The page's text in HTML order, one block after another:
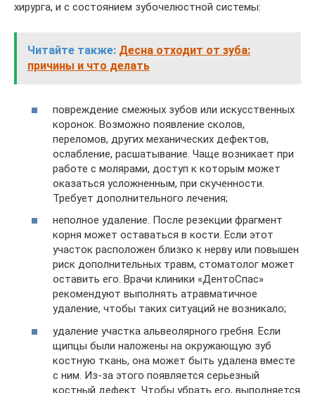
хирурга, и с состоянием зубочелюстной системы:
Читайте также: Десна отходит от зуба:
причины и что делать
повреждение смежных зубов или искусственных
коронок. Возможно появление сколов,
переломов, других механических дефектов,
ослабление, расшатывание. Чаще возникает при
работе с молярами, доступ к которым может
оказаться усложненным, при скученности.
Требует дополнительного лечения;
неполное удаление. После резекции фрагмент
корня может оставаться в кости. Если этот
участок расположен близко к нерву или повышен
риск дополнительных травм, стоматолог может
оставить его. Врачи клиники «ДентоСпас»
рекомендуют выполнять атравматичное
удаление, чтобы таких ситуаций не возникало;
удаление участка альвеолярного гребня. Если
щипцы были наложены на окружающую зуб
костную ткань, она может быть удалена вместе
с ним. Из-за этого появляется серьезный
костный дефект. Чтобы убрать его, выполняется